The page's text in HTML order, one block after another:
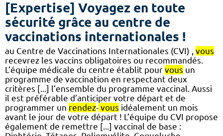
[Expertise] Voyagez en toute
sécurité grâce au centre de
vaccinations internationales !
au Centre de Vaccinations Internationales (CVI) , vous
recevrez les vaccins obligatoires ou recommandés.
L’équipe médicale du centre établit pour vous un
programme de vaccination en respectant deux
critères [...] l’ensemble du programme vaccinal. Aussi
il est préférable d’anticiper votre départ et de
programmer un rendez- vous idéalement un mois
avant le jour de votre départ ! L’équipe du CVI propose
également de remettre [...] vaccinal de base :